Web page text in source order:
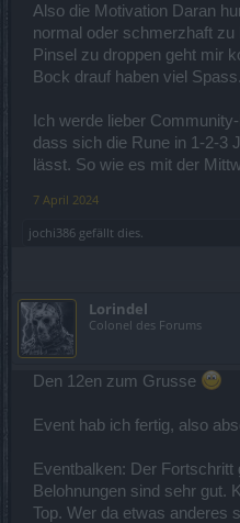
Also die Motivation Daran
normal oder schmerzhaft zu
Pinsel zu droppen geht mir
Bock drauf haben viel
Ich werde lieber
dass sich die Rune in 1-2-3
lässt. So wie es mit der
7 April 2024
jochi386 gefällt dies.
Lorindel
Colonel des Forums
Den 12en zum Grusse
Event hab ich fertig, also
Eventbalken: Der Fortschritt
Belohnungen sind sehr gut.
Top. Wer da etwas anderes